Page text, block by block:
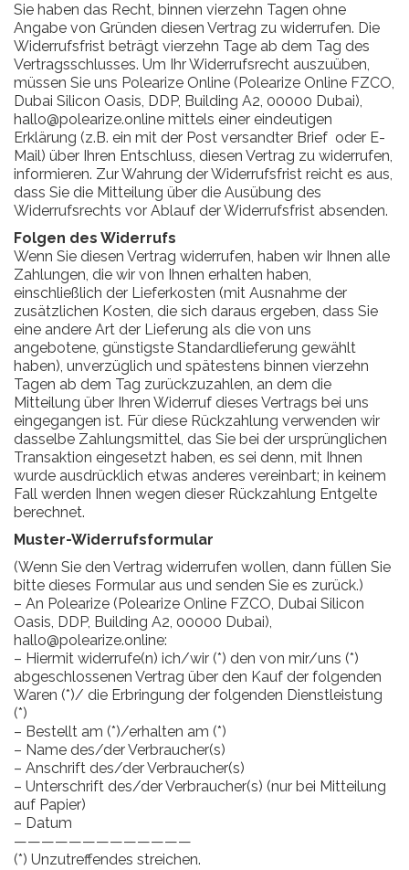
Sie haben das Recht, binnen vierzehn Tagen ohne
Angabe von Gründen diesen Vertrag zu widerrufen. Die
Widerrufsfrist beträgt vierzehn Tage ab dem Tag des
Vertragsschlusses. Um Ihr Widerrufsrecht auszuüben,
müssen Sie uns Polearize Online (Polearize Online FZCO,
Dubai Silicon Oasis, DDP, Building A2, 00000 Dubai),
hallo@polearize.online mittels einer eindeutigen
Erklärung (z.B. ein mit der Post versandter Brief oder E-
Mail) über Ihren Entschluss, diesen Vertrag zu widerrufen,
informieren. Zur Wahrung der Widerrufsfrist reicht es aus,
dass Sie die Mitteilung über die Ausübung des
Widerrufsrechts vor Ablauf der Widerrufsfrist absenden.
Folgen des Widerrufs
Wenn Sie diesen Vertrag widerrufen, haben wir Ihnen alle
Zahlungen, die wir von Ihnen erhalten haben,
einschließlich der Lieferkosten (mit Ausnahme der
zusätzlichen Kosten, die sich daraus ergeben, dass Sie
eine andere Art der Lieferung als die von uns
angebotene, günstigste Standardlieferung gewählt
haben), unverzüglich und spätestens binnen vierzehn
Tagen ab dem Tag zurückzuzahlen, an dem die
Mitteilung über Ihren Widerruf dieses Vertrags bei uns
eingegangen ist. Für diese Rückzahlung verwenden wir
dasselbe Zahlungsmittel, das Sie bei der ursprünglichen
Transaktion eingesetzt haben, es sei denn, mit Ihnen
wurde ausdrücklich etwas anderes vereinbart; in keinem
Fall werden Ihnen wegen dieser Rückzahlung Entgelte
berechnet.
Muster-Widerrufsformular
(Wenn Sie den Vertrag widerrufen wollen, dann füllen Sie
bitte dieses Formular aus und senden Sie es zurück.)
– An Polearize (Polearize Online FZCO, Dubai Silicon
Oasis, DDP, Building A2, 00000 Dubai),
hallo@polearize.online:
– Hiermit widerrufe(n) ich/wir (*) den von mir/uns (*)
abgeschlossenen Vertrag über den Kauf der folgenden
Waren (*)/ die Erbringung der folgenden Dienstleistung
(*)
– Bestellt am (*)/erhalten am (*)
– Name des/der Verbraucher(s)
– Anschrift des/der Verbraucher(s)
– Unterschrift des/der Verbraucher(s) (nur bei Mitteilung
auf Papier)
– Datum
—————————————
(*) Unzutreffendes streichen.